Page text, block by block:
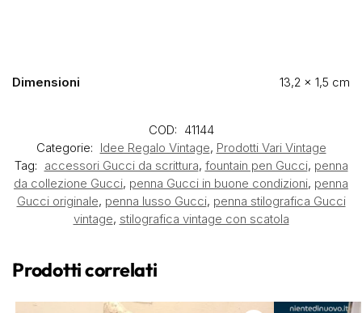
Dimensioni 13,2 × 1,5 cm
COD: 41144
Categorie: Idee Regalo Vintage, Prodotti Vari Vintage
Tag: accessori Gucci da scrittura, fountain pen Gucci, penna
da collezione Gucci, penna Gucci in buone condizioni, penna
Gucci originale, penna lusso Gucci, penna stilografica Gucci
vintage, stilografica vintage con scatola
Prodotti correlati